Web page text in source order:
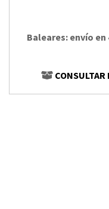
Baleares: envío en